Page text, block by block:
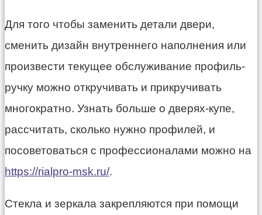
Для того чтобы заменить детали двери,
сменить дизайн внутреннего наполнения или
произвести текущее обслуживание профиль-
ручку можно откручивать и прикручивать
многократно. Узнать больше о дверях-купе,
рассчитать, сколько нужно профилей, и
посоветоваться с профессионалами можно на
https://rialpro-msk.ru/.
Стекла и зеркала закрепляются при помощи